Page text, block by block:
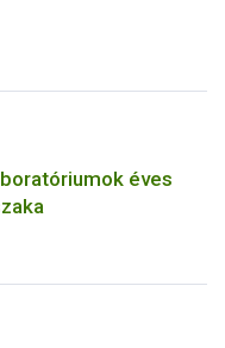
éves